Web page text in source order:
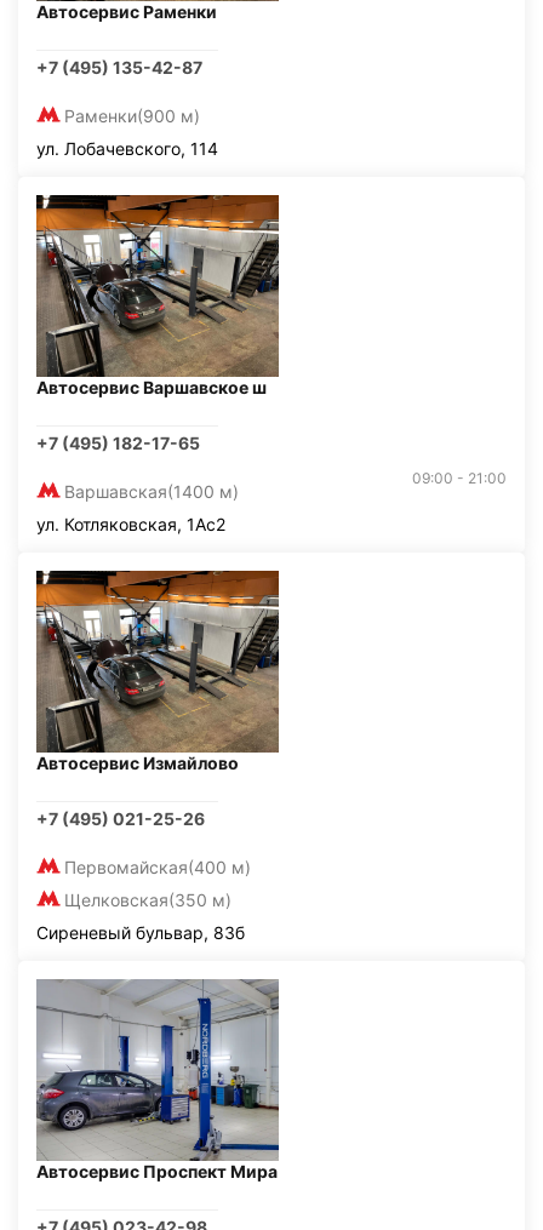
Автосервис Раменки
+7 (495) 135-42-87
Раменки(900 м)
ул. Лобачевского, 114
Автосервис Варшавское ш
+7 (495) 182-17-65
Варшавская(1400 м)
09:00 - 21:00
ул. Котляковская, 1Ас2
Автосервис Измайлово
+7 (495) 021-25-26
Первомайская(400 м)
Щелковская(350 м)
Сиреневый бульвар, 83б
Автосервис Проспект Мира